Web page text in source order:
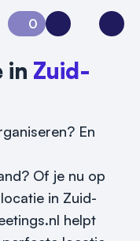
0
Aanvraag 0Inloggen
in Zuid-
En
Of je nu op
in Zuid-
helpt